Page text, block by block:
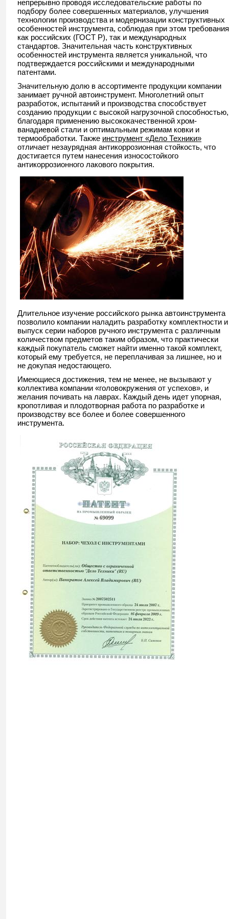
непрерывно проводя исследовательские работы по
подбору более совершенных материалов, улучшения
технологии производства и модернизации конструктивных
особенностей инструмента, соблюдая при этом требования
как российских (ГОСТ Р), так и международных
стандартов. Значительная часть конструктивных
особенностей инструмента является уникальной, что
подтверждается российскими и международными
патентами.
Значительную долю в ассортименте продукции компании
занимает ручной автоинструмент. Многолетний опыт
разработок, испытаний и производства способствует
созданию продукции с высокой нагрузочной способностью,
благодаря применению высококачественной хром-
ванадиевой стали и оптимальным режимам ковки и
термообработки. Также инструмент «Дело Техники»
отличает незаурядная антикоррозионная стойкость, что
достигается путем нанесения износостойкого
антикоррозионного лакового покрытия.
Длительное изучение российского рынка автоинструмента
позволило компании наладить разработку комплектности и
выпуск серии наборов ручного инструмента с различным
количеством предметов таким образом, что практически
каждый покупатель сможет найти именно такой комплект,
который ему требуется, не переплачивая за лишнее, но и
не докупая недостающего.
Имеющиеся достижения, тем не менее, не вызывают у
коллектива компании «головокружения от успехов», и
желания почивать на лаврах. Каждый день идет упорная,
кропотливая и плодотворная работа по разработке и
производству все более и более совершенного
инструмента.